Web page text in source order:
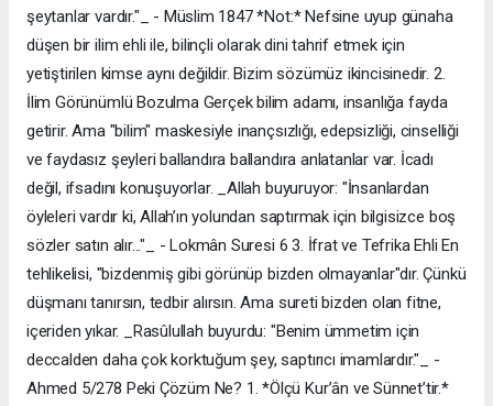
şeytanlar vardır."_ - Müslim 1847 *Not:* Nefsine uyup günaha
düşen bir ilim ehli ile, bilinçli olarak dini tahrif etmek için
yetiştirilen kimse aynı değildir. Bizim sözümüz ikincisinedir. 2.
İlim Görünümlü Bozulma Gerçek bilim adamı, insanlığa fayda
getirir. Ama "bilim" maskesiyle inançsızlığı, edepsizliği, cinselliği
ve faydasız şeyleri ballandıra ballandıra anlatanlar var. İcadı
değil, ifsadını konuşuyorlar. _Allah buyuruyor: "İnsanlardan
öyleleri vardır ki, Allah’ın yolundan saptırmak için bilgisizce boş
sözler satın alır..."_ - Lokmân Suresi 6 3. İfrat ve Tefrika Ehli En
tehlikelisi, "bizdenmiş gibi görünüp bizden olmayanlar"dır. Çünkü
düşmanı tanırsın, tedbir alırsın. Ama sureti bizden olan fitne,
içeriden yıkar. _Rasûlullah buyurdu: "Benim ümmetim için
deccalden daha çok korktuğum şey, saptırıcı imamlardır."_ -
Ahmed 5/278 Peki Çözüm Ne? 1. *Ölçü Kur’ân ve Sünnet’tir.*